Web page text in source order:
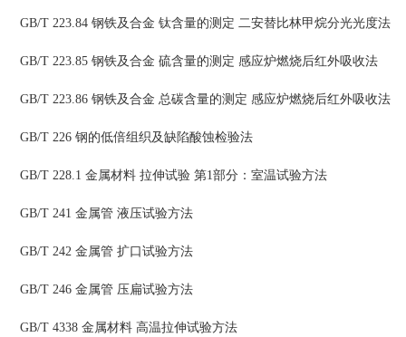
GB/T 223.84 钢铁及合金 钛含量的测定 二安替比林甲烷分光光度法
GB/T 223.85 钢铁及合金 硫含量的测定 感应炉燃烧后红外吸收法
GB/T 223.86 钢铁及合金 总碳含量的测定 感应炉燃烧后红外吸收法
GB/T 226 钢的低倍组织及缺陷酸蚀检验法
GB/T 228.1 金属材料 拉伸试验 第1部分：室温试验方法
GB/T 241 金属管 液压试验方法
GB/T 242 金属管 扩口试验方法
GB/T 246 金属管 压扁试验方法
GB/T 4338 金属材料 高温拉伸试验方法